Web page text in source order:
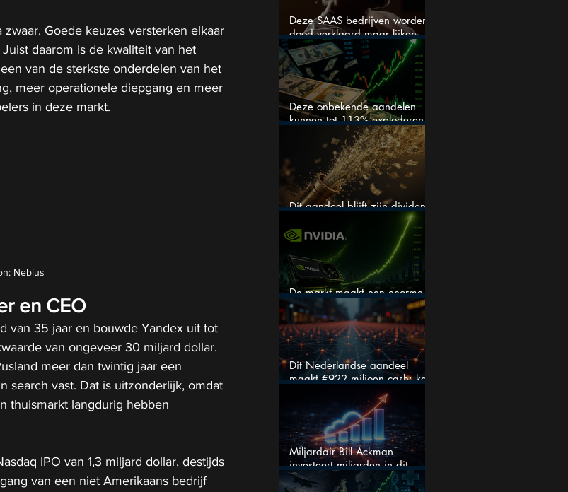
zwaar. Goede keuzes versterken elkaar
daarom is de kwaliteit van het
van de sterkste onderdelen van het
meer operationele diepgang en meer
in deze markt.
Nebius
en CEO
van 35 jaar en bouwde Yandex uit tot
van ongeveer 30 miljard dollar.
meer dan twintig jaar een
search vast. Dat is uitzonderlijk, omdat
thuismarkt langdurig hebben
IPO van 1,3 miljard dollar, destijds
van een niet Amerikaans bedrijf
Deze SAAS bedrijven worden
dood verklaard maar lijken
springlevend
Deze onbekende aandelen
kunnen tot 113% exploderen
(één springt eruit)
Dit aandeel blijft zijn dividend
verhogen, wat er ook gebeurt
De markt maakt een enorme
fout bij Nvidia
Dit Nederlandse aandeel
maakt €922 miljoen cash: kan
dit dividendaandeel blijven
Miljardair Bill Ackman
investeert miljarden in dit
techaandeel